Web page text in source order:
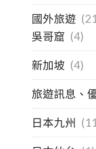
國外旅遊
吳哥窟 (4)
新加坡 (4)
旅遊訊息、
日本九州